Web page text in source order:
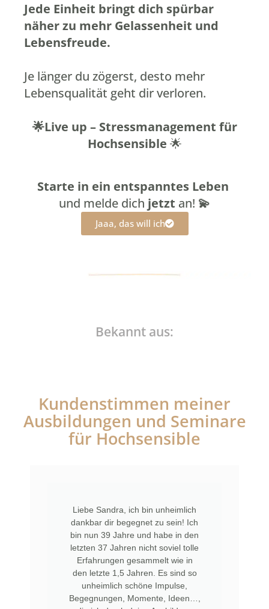
Jede Einheit bringt dich spürbar
näher zu mehr Gelassenheit und
Lebensfreude.
Je länger du zögerst, desto mehr
Lebensqualität geht dir verloren.
🌟Live up – Stressmanagement für
Hochsensible 🌟
Starte in ein entspanntes Leben
und melde dich jetzt an! 💫
Jaaa, das will ich
Bekannt aus:
Kundenstimmen meiner
Ausbildungen und Seminare
für Hochsensible
Liebe Sandra, ich bin unheimlich
dankbar dir begegnet zu sein! Ich
bin nun 39 Jahre und habe in den
letzten 37 Jahren nicht soviel tolle
Erfahrungen gesammelt wie in
den letzte 1,5 Jahren. Es sind so
unheimlich schöne Impulse,
Begegnungen, Momente, Ideen…,